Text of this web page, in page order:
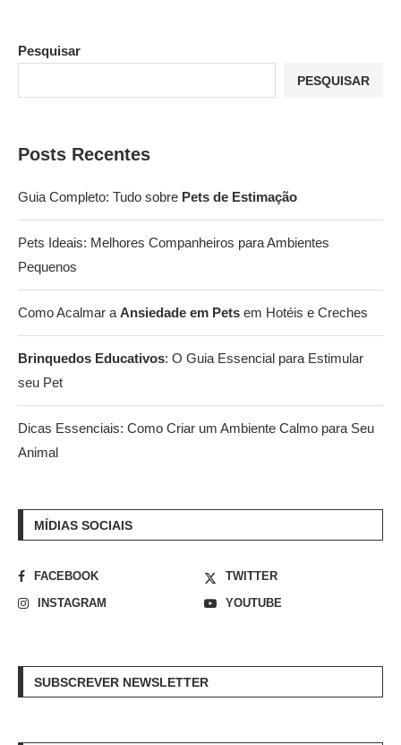
Pesquisar
PESQUISAR
Posts Recentes
Guia Completo: Tudo sobre Pets de Estimação
Pets Ideais: Melhores Companheiros para Ambientes
Pequenos
Como Acalmar a Ansiedade em Pets em Hotéis e Creches
Brinquedos Educativos: O Guia Essencial para Estimular
seu Pet
Dicas Essenciais: Como Criar um Ambiente Calmo para Seu
Animal
MÍDIAS SOCIAIS
FACEBOOK
TWITTER
INSTAGRAM
YOUTUBE
SUBSCREVER NEWSLETTER